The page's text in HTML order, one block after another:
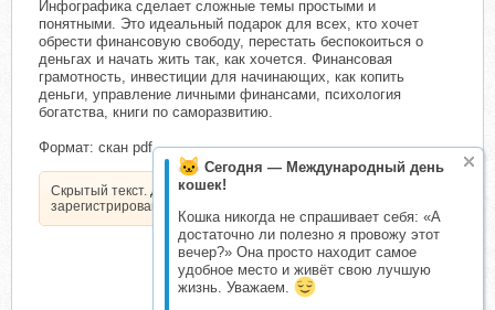
Сегодня — Международный день
кошек!
Кошка никогда не спрашивает себя: «А
достаточно ли полезно я провожу этот
вечер?» Она просто находит самое
удобное место и живёт свою лучшую
жизнь. Уважаем.
Инфографика сделает сложные темы простыми и
понятными. Это идеальный подарок для всех, кто хочет
обрести финансовую свободу, перестать беспокоиться о
деньгах и начать жить так, как хочется. Финансовая
грамотность, инвестиции для начинающих, как копить
деньги, управление личными финансами, психология
богатства, книги по саморазвитию.
Формат: скан pdf
Скрытый текст. Доступен только
зарегистрированным пользователям.